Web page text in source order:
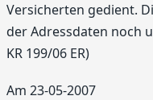
Versicherten gedient.
der Adressdaten noch
KR 199/06 ER)
Am 23-05-2007